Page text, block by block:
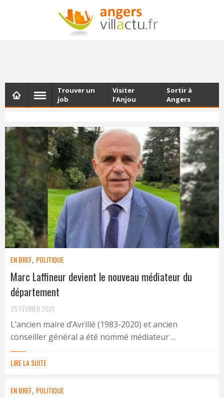
NEWSLETTER
Les dernières actualités d'Angers, chaque vendredi dans
Trouver un
job
Visiter
l’Anjou
Sortir à
Angers
EN BREF, POLITIQUE
Marc Laffineur devient le nouveau médiateur du
département
25 FÉVRIER 2021
L’ancien maire d’Avrillé (1983-2020) et ancien
conseiller général a été nommé médiateur ...
LIRE LA SUITE
EN BREF, POLITIQUE